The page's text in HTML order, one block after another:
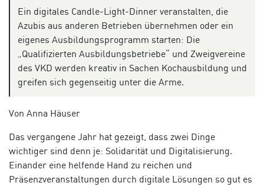
Ein digitales Candle-Light-Dinner veranstalten, die
Azubis aus anderen Betrieben übernehmen oder ein
eigenes Ausbildungsprogramm starten: Die
„Qualifizierten Ausbildungsbetriebe“ und Zweigvereine
des VKD werden kreativ in Sachen Kochausbildung und
greifen sich gegenseitig unter die Arme.
Von Anna Häuser
Das vergangene Jahr hat gezeigt, dass zwei Dinge
wichtiger sind denn je: Solidarität und Digitalisierung.
Einander eine helfende Hand zu reichen und
Präsenzveranstaltungen durch digitale Lösungen so gut es